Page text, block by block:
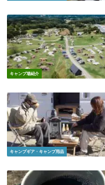
キャンプ場紹介
キャンプギア・キャンプ用品